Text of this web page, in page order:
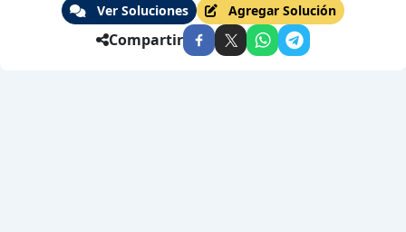
Ver Soluciones Agregar Solución
Compartir